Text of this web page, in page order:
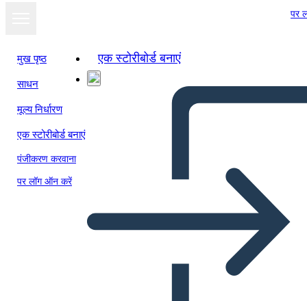
पर
मुख पृष्ठ
साधन
मूल्य निर्धारण
एक स्टोरीबोर्ड बनाएं
पंजीकरण करवाना
पर लॉग ऑन करें
एक स्टोरीबोर्ड बनाएं